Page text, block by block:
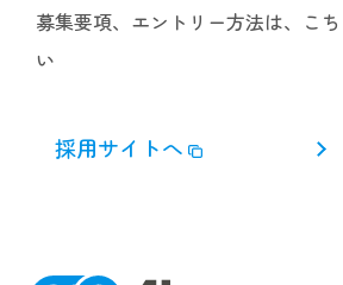
募集要項、エントリー方法は、こ
い
採用サイトへ